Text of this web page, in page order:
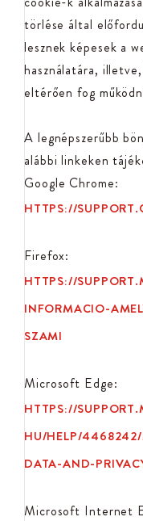
törlése által
lesznek képesek a
használatára,
eltérően fog
A legnépszerűbb
alábbi linkeken
Google Chrome:
HTTPS://
Firefox:
HTTPS://
INFORMACIO-
SZAMI
Microsoft Edge:
HTTPS://
HU/HELP/4468242/
DATA-AND-
Microsoft Internet